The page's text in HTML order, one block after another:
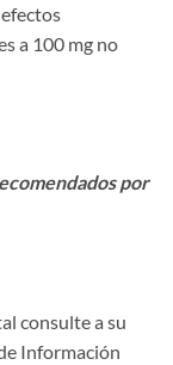
a 100 mg no
por
consulte a su
Información